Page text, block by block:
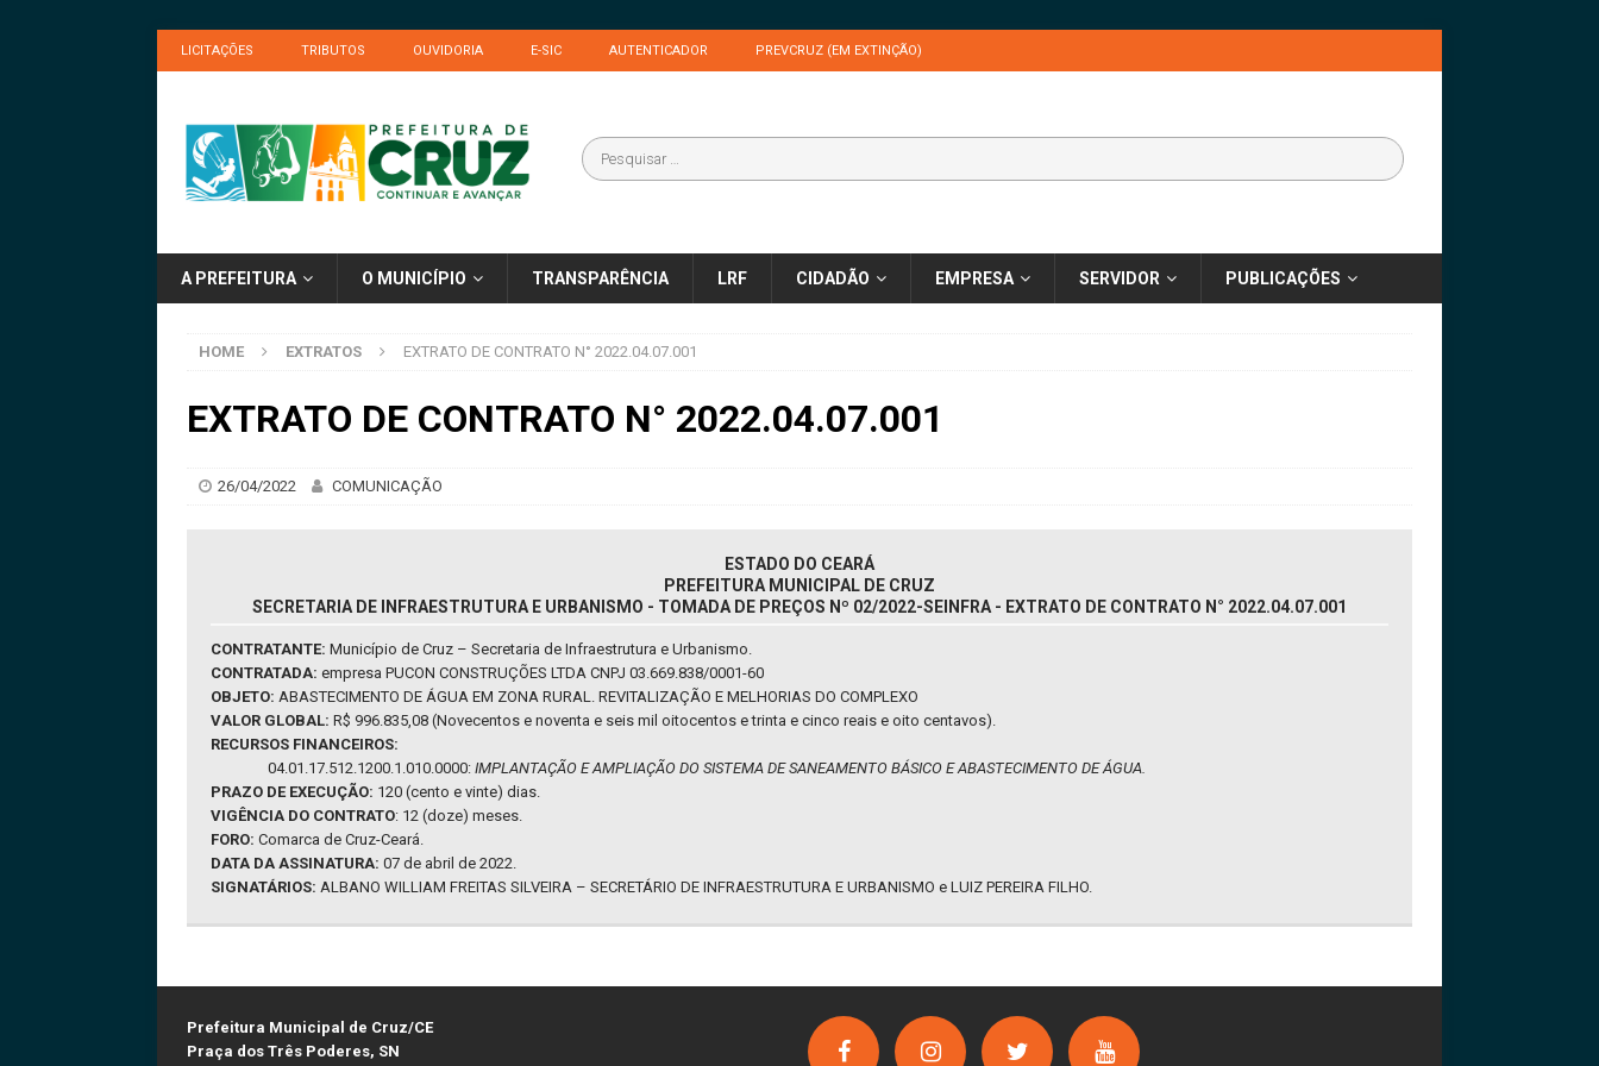
LICITAÇÕES TRIBUTOS OUVIDORIA E-SIC AUTENTICADOR PREVCRUZ (EM EXTINÇÃO)
A PREFEITURA O MUNICÍPIO TRANSPARÊNCIA LRF CIDADÃO EMPRESA SERVIDOR PUBLICAÇÕES
HOME EXTRATOS EXTRATO DE CONTRATO N° 2022.04.07.001
EXTRATO DE CONTRATO N° 2022.04.07.001
26/04/2022 COMUNICAÇÃO
ESTADO DO CEARÁ
PREFEITURA MUNICIPAL DE CRUZ
SECRETARIA DE INFRAESTRUTURA E URBANISMO - TOMADA DE PREÇOS Nº 02/2022-SEINFRA - EXTRATO DE CONTRATO N° 2022.04.07.001
CONTRATANTE: Município de Cruz – Secretaria de Infraestrutura e Urbanismo.
CONTRATADA: empresa PUCON CONSTRUÇÕES LTDA CNPJ 03.669.838/0001-60
OBJETO: ABASTECIMENTO DE ÁGUA EM ZONA RURAL. REVITALIZAÇÃO E MELHORIAS DO COMPLEXO
VALOR GLOBAL: R$ 996.835,08 (Novecentos e noventa e seis mil oitocentos e trinta e cinco reais e oito centavos).
RECURSOS FINANCEIROS:
04.01.17.512.1200.1.010.0000: IMPLANTAÇÃO E AMPLIAÇÃO DO SISTEMA DE SANEAMENTO BÁSICO E ABASTECIMENTO DE ÁGUA.
PRAZO DE EXECUÇÃO: 120 (cento e vinte) dias.
VIGÊNCIA DO CONTRATO: 12 (doze) meses.
FORO: Comarca de Cruz-Ceará.
DATA DA ASSINATURA: 07 de abril de 2022.
SIGNATÁRIOS: ALBANO WILLIAM FREITAS SILVEIRA – SECRETÁRIO DE INFRAESTRUTURA E URBANISMO e LUIZ PEREIRA FILHO.
Prefeitura Municipal de Cruz/CE
Praça dos Três Poderes, SN